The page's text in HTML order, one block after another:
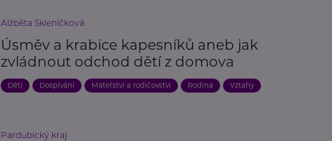
Alžběta Skleničková
Úsměv a krabice kapesníků aneb jak
zvládnout odchod dětí z domova
Děti Dospívání Mateřství a rodičovství Rodina Vztahy
Pardubický kraj